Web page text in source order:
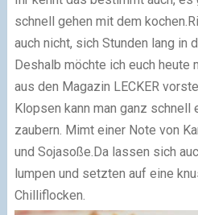
schnell gehen mit dem kochen.
auch nicht, sich Stunden lang in
Deshalb möchte ich euch heute
aus den Magazin LECKER
Klopsen kann man ganz
zaubern. Mimt einer Note von
und Sojasoße. Da lassen sich
lumpen und setzten auf eine
Chilliflocken.